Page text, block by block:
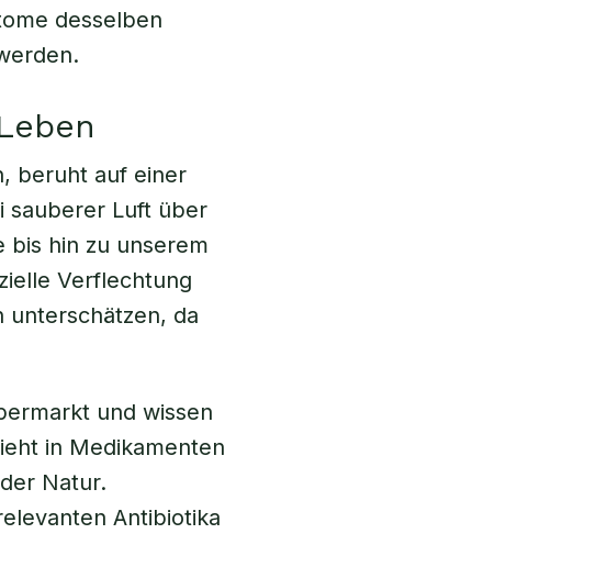
desselben
beruht auf einer
sauberer Luft über
bis hin zu unserem
Verflechtung
unterschätzen, da
und wissen
in Medikamenten
Natur.
Antibiotika